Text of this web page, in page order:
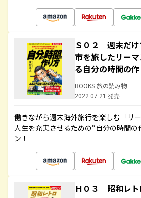
Ｓ０２ 週末だけ
市を旅したリー
る自分の時間の
BOOKS 旅の読み物
2022.07.21 発売
働きながら週末海外旅行を楽しむ「リ
人生を充実させるための“自分の時間
ン！
Ｈ０３ 昭和レト